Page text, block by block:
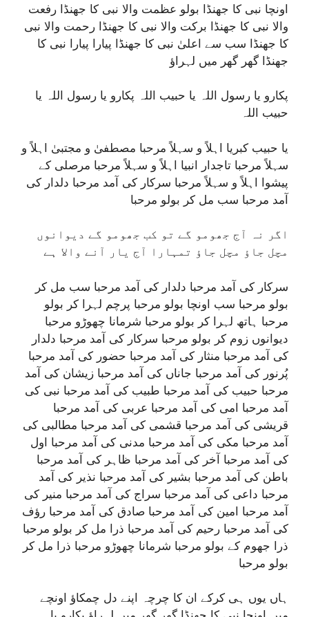
اونچا نبی کا جھنڈا بولو عظمت والا نبی کا جھنڈا رفعت
والا نبی کا جھنڈا برکت والا نبی کا جھنڈا رحمت والا نبی
کا جھنڈا سب سے اعلیٰ نبی کا جھنڈا پیارا پیارا نبی کا
جھنڈا گھر گھر میں لہراؤ
پکارو یا رسول اللہ یا حبیب اللہ پکارو یا رسول اللہ یا
حبیب اللہ
یا حبیب کبریا اہلاً و سہلاً مرحبا مصطفیٰ و مجتبیٰ اہلاً و
سہلاً مرحبا تاجدار انبیا اہلاً و سہلاً مرحبا مرصلی کے
پیشوا اہلاً و سہلاً مرحبا سرکار کی آمد مرحبا دلدار کی
آمد مرحبا سب مل کر بولو مرحبا
اگر نہ آج جھومو گے تو کب جھومو گے دیوانوں
مچل جاؤ مچل جاؤ تمہارا آج یار آنے والا ہے
سرکار کی آمد مرحبا دلدار کی آمد مرحبا سب مل کر
بولو مرحبا سب اونچا بولو مرحبا پرچم لہرا کر بولو
مرحبا ہاتھ لہرا کر بولو مرحبا شرمانا چھوڑو مرحبا
دیوانوں زوم کر بولو مرحبا سرکار کی آمد مرحبا دلدار
کی آمد مرحبا منثار کی آمد مرحبا حضور کی آمد مرحبا
پُرنور کی آمد مرحبا جاناں کی آمد مرحبا زیشان کی آمد
مرحبا حبیب کی آمد مرحبا طبیب کی آمد مرحبا نبی کی
آمد مرحبا امی کی آمد مرحبا عربی کی آمد مرحبا
قریشی کی آمد مرحبا قشمی کی آمد مرحبا مطالبی کی
آمد مرحبا مکی کی آمد مرحبا مدنی کی آمد مرحبا اول
کی آمد مرحبا آخر کی آمد مرحبا ظاہر کی آمد مرحبا
باطن کی آمد مرحبا بشیر کی آمد مرحبا نذیر کی آمد
مرحبا داعی کی آمد مرحبا سراج کی آمد مرحبا منیر کی
آمد مرحبا امین کی آمد مرحبا صادق کی آمد مرحبا رؤف
کی آمد مرحبا رحیم کی آمد مرحبا ذرا مل کر بولو مرحبا
ذرا جھوم کے بولو مرحبا شرمانا چھوڑو مرحبا ذرا مل کر
بولو مرحبا
ہاں یوں ہی کرکے ان کا چرچہ اپنے دل چمکاؤ اونچے